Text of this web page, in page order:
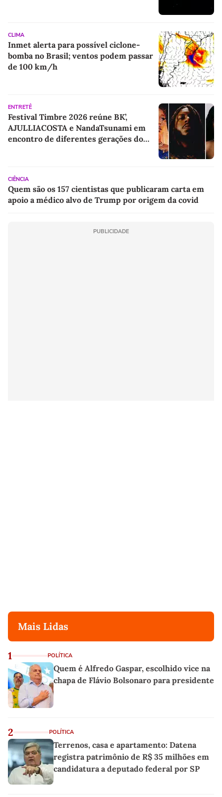
CLIMA
Inmet alerta para possível ciclone-
bomba no Brasil; ventos podem passar
de 100 km/h
ENTRETÊ
Festival Timbre 2026 reúne BK’,
AJULLIACOSTA e NandaTsunami em
encontro de diferentes gerações do
CIÊNCIA
Quem são os 157 cientistas que publicaram carta em
apoio a médico alvo de Trump por origem da covid
PUBLICIDADE
Mais Lidas
1 POLÍTICA
Quem é Alfredo Gaspar, escolhido vice na
chapa de Flávio Bolsonaro para presidente
2 POLÍTICA
Terrenos, casa e apartamento: Datena
registra patrimônio de R$ 35 milhões em
candidatura a deputado federal por SP